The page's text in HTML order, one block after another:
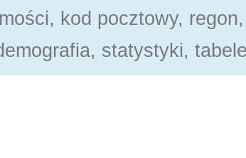
kod pocztowy,
statystyki,